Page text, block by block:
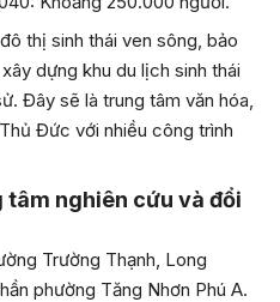
thị sinh thái ven sông, bảo
dựng khu du lịch sinh thái
Đây sẽ là trung tâm văn hóa,
Đức với nhiều công trình
tâm nghiên cứu và đổi
Trường Thạnh, Long
phường Tăng Nhơn Phú A.